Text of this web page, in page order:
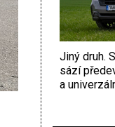
Jiný druh.
sází
a